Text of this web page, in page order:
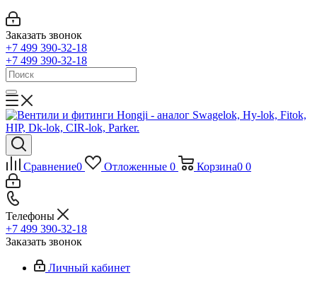
Заказать звонок
+7 499 390-32-18
+7 499 390-32-18
Сравнение0 Отложенные 0 Корзина0 0
Телефоны
+7 499 390-32-18
Заказать звонок
Личный кабинет